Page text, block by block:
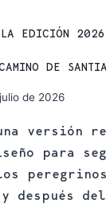
LA EDICIÓN
DE
de 2026
versión
para
peregrinos
después del